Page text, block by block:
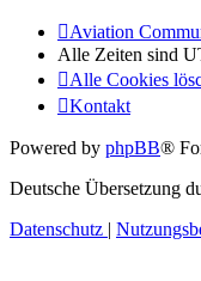
Aviation
Alle Zeiten sind
Alle Cookies
Kontakt
Powered by phpBB®
Deutsche Übersetzung
Datenschutz